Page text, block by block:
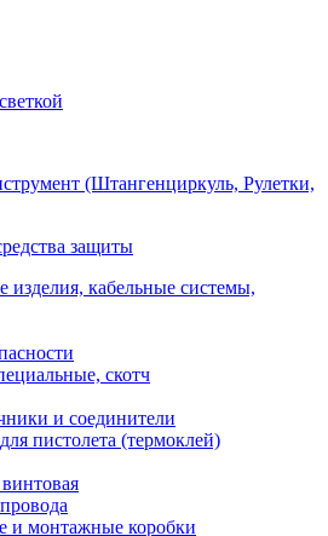
(Штангенциркуль, Рулетки,
защиты
изделия, кабельные системы,
скотч
и соединители
пистолета (термоклей)
и монтажные коробки